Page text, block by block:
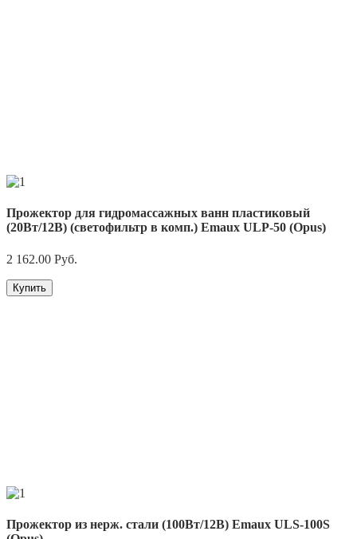
Прожектор для гидромассажных ванн пластиковый
(20Вт/12В) (cветофильтр в комп.) Emaux ULP-50 (Opus)
2 162.00 Руб.
Купить
Прожектор из нерж. стали (100Вт/12В) Emaux ULS-100S